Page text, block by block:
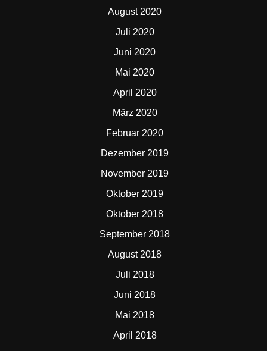
August 2020
Juli 2020
Juni 2020
Mai 2020
April 2020
März 2020
Februar 2020
Dezember 2019
November 2019
Oktober 2019
Oktober 2018
September 2018
August 2018
Juli 2018
Juni 2018
Mai 2018
April 2018